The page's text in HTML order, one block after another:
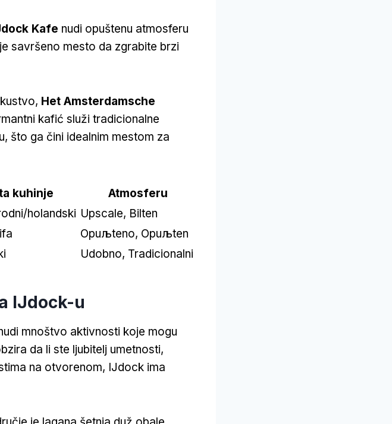
Kafe nudi opuštenu atmosferu
savršeno mesto da zgrabite brzi
Het Amsterdamsche
kafić služi tradicionalne
što ga čini idealnim mestom za
kuhinje
Atmosferu
holandski Upscale, Bilten
Opuљteno, Opuљten
Udobno, Tradicionalni
IJdock-u
mnoštvo aktivnosti koje mogu
da li ste ljubitelj umetnosti,
na otvorenom, IJdock ima